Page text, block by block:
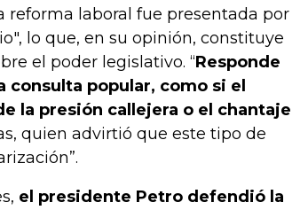
reforma laboral fue presentada por
lo que, en su opinión, constituye
el poder legislativo. “Responde
consulta popular, como si el
la presión callejera o el chantaje
quien advirtió que este tipo de
el presidente Petro defendió la